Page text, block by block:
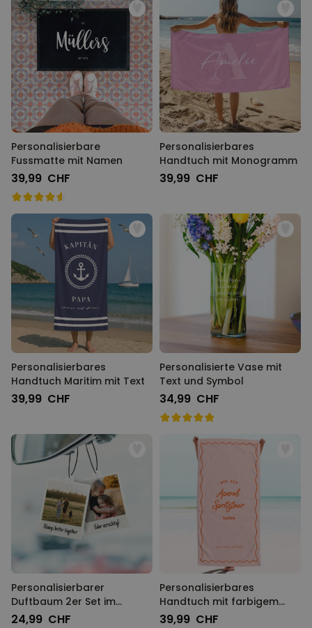
Personalisierbar
Personalisierbarer Bierkrug
mit Logo und Gesicht
über 71.100
24,99 CHF
Personalisierbar
Personalisierbares Handtuch
mit Monogramm
über 300
gekauft
39,99 CHF
über 10.000
mal gekauft
39,99 CHF
Personalisierbare
Fussmatte mit Namen
39,99 CHF
Personalisierbares
Handtuch mit Monogramm
39,99 CHF
Personalisierbares
Handtuch Maritim mit Text
39,99 CHF
Personalisierte Vase mit
Text und Symbol
34,99 CHF
Personalisierbarer
Duftbaum 2er Set im
Polaroid-Look
24,99 CHF
Personalisierbares
Handtuch mit farbigem
Hintergrund und Text
39,99 CHF